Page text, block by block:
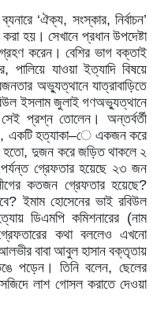
ব্যনারে‘ঐক্য, সংস্কার,নির্বাচন’
করা হয়। সেখানে প্রধান উপদেষ্টা
গ্রহণ করেন। বেশির ভাগ বক্তাই
,পালিয়ে যাওয়া ইত্যাদি বিষয়ে
অভ্যুত্থানে যাত্রাবাড়িতে
ইসলাম জুলাই গণঅভ্যুত্থানে
সেই প্রশ্ন তোলেন।
অন্তর্বর্তী
, একটি হত্যাকা–ে একজন করে
হতো,দুজন করে জড়িত থাকলে ২
পর্যন্ত গ্রেফতার হয়েছে ২৩ জন
কতজন গ্রেফতার হয়েছে?
?ইমাম হোসেনের ভাই রবিউল
ডিএমপি কমিশনারের(নাম
কথা বললেও এখনো
বাবা আবুল হাসান বক্তৃতায়
পড়েন। তিনি বলেন,ছেলের
লাশ গোসল করাতে দেওয়া